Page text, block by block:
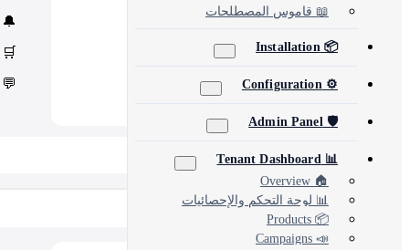
🔔
🛒
💬
📂 View All 40+ Modules →
Rise CRM
📖 قاموس المصطلحات
📦 Installation
⚙️ Configuration
🛡️ Admin Panel
📊 Tenant Dashboard
🏠 Overview
📊 لوحة التحكم والإحصائيات
📦 Products
📣 Campaigns